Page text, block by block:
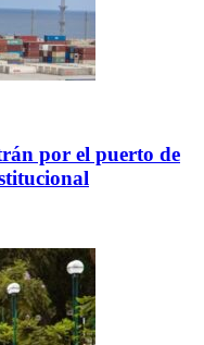
por el puerto de